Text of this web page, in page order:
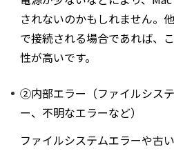
されないのかもしれません。
で接続される場合であれば、
性が高いです。
②内部エラー（ファイルシス
ー、不明なエラーなど）
ファイルシステムエラーや古